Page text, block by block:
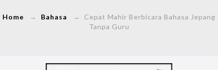
Home → Bahasa
→ Cepat Mahir Berbicara Bahasa Jepang
Tanpa Guru